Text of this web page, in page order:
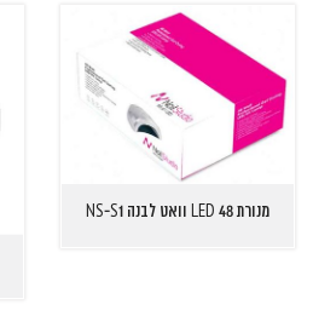
מנורת 48 LED וואט לבנה NS-S1